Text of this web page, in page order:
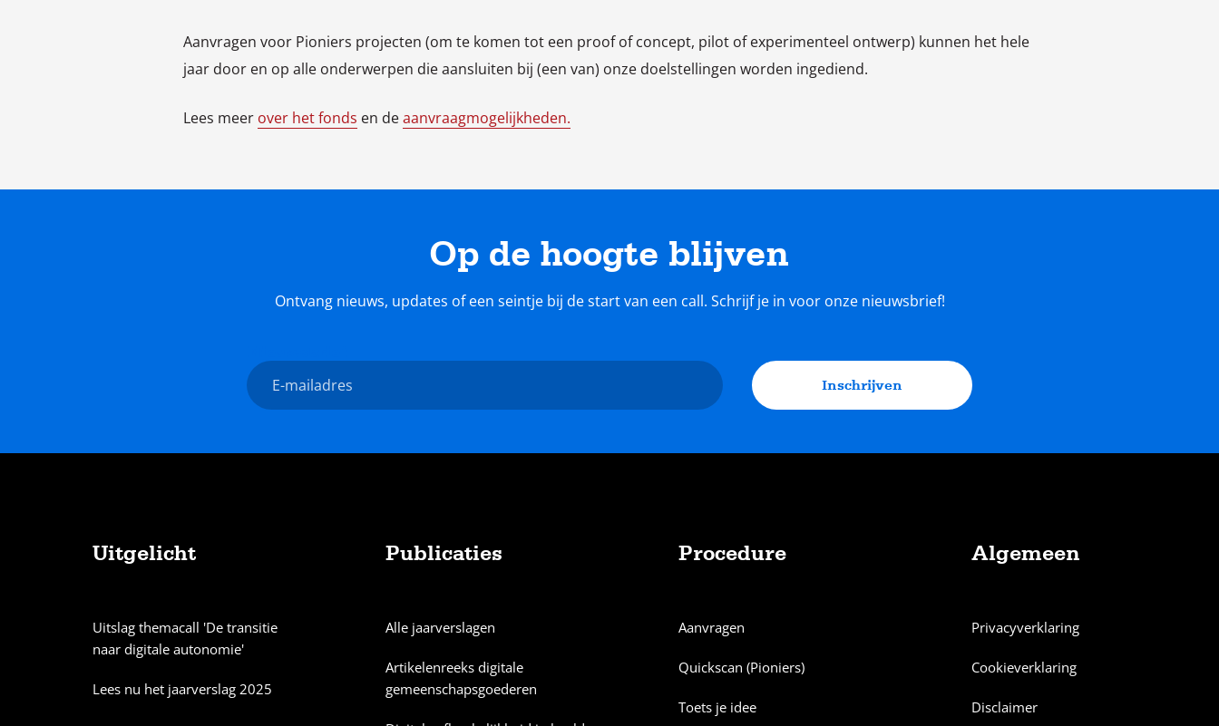
Aanvragen voor Pioniers projecten (om te komen tot een proof of concept, pilot of experimenteel ontwerp) kunnen het hele
jaar door en op alle onderwerpen die aansluiten bij (een van) onze doelstellingen worden ingediend.
Lees meer over het fonds en deaanvraagmogelijkheden.
Op de hoogte blijven
Ontvang nieuws, updates of een seintje bij de start van een call. Schrijf je in voor onze nieuwsbrief!
E-
mailadres
Inschrijven
Uitgelicht
Uitslag themacall 'De transitie
naar digitale autonomie'
Lees nu het jaarverslag 2025
Publicaties
Alle jaarverslagen
Artikelenreeks digitale
gemeenschapsgoederen
Procedure
Aanvragen
Quickscan (Pioniers)
Toets je idee
Algemeen
Privacyverklaring
Cookieverklaring
Disclaimer